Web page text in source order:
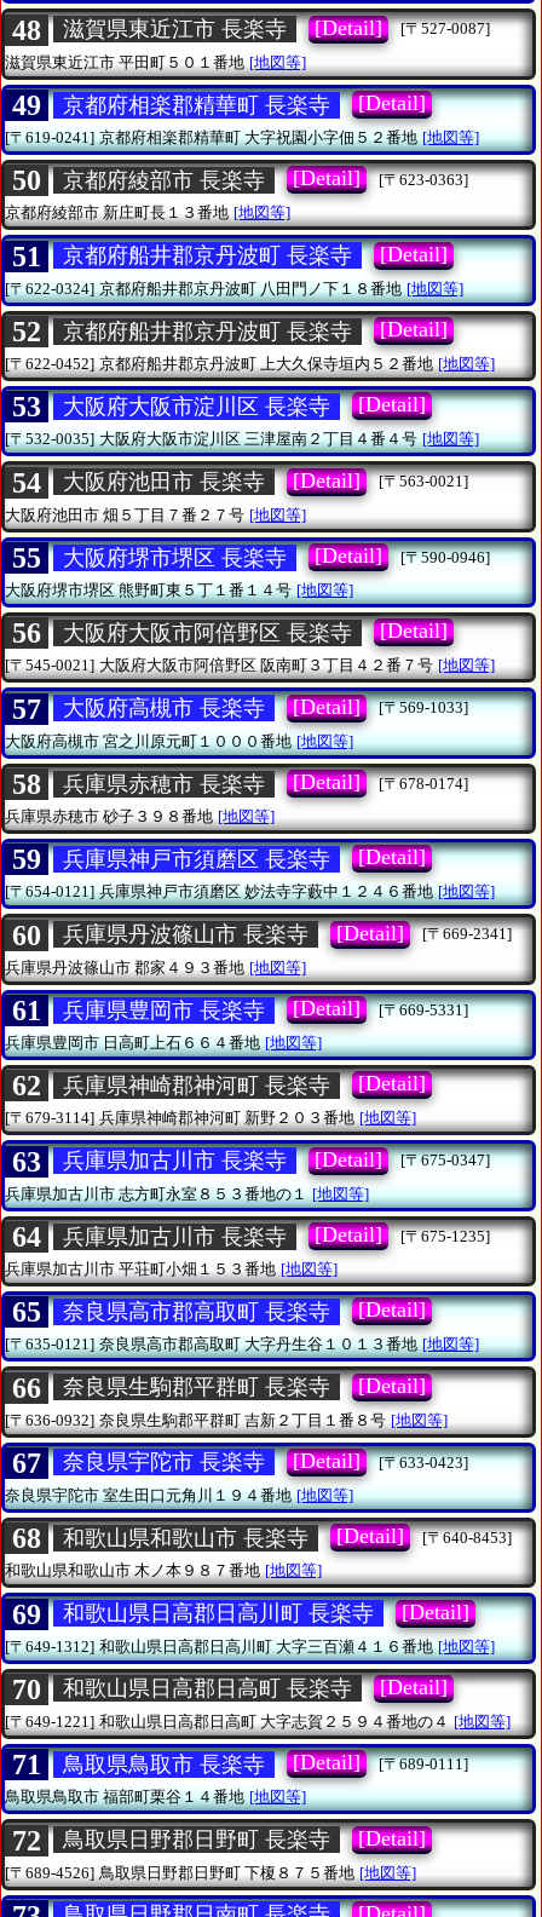
48 滋賀県東近江市 長楽寺 [Detail]
[〒527-0087]
滋賀県東近江市 平田町５０１番地 [地図等]
49 京都府相楽郡精華町 長楽寺 [Detail]
[〒619-0241] 京都府相楽郡精華町大字祝園小字佃５２番地 [地図等]
50 京都府綾部市 長楽寺 [Detail]
[〒623-0363]
京都府綾部市新庄町長１３番地 [地図等]
51 京都府船井郡京丹波町 長楽寺 [Detail]
[〒622-0324] 京都府船井郡京丹波町八田門ノ下１８番地 [地図等]
52 京都府船井郡京丹波町 長楽寺 [Detail]
[〒622-0452] 京都府船井郡京丹波町上大久保寺垣内５２番地 [地図等]
53 大阪府大阪市淀川区 長楽寺 [Detail]
[〒532-0035] 大阪府大阪市淀川区三津屋南２丁目４番４号 [地図等]
54 大阪府池田市 長楽寺 [Detail]
[〒563-0021]
大阪府池田市 畑５丁目７番２７号 [地図等]
55 大阪府堺市堺区 長楽寺 [Detail]
[〒590-0946]
大阪府堺市堺区熊野町東５丁１番１４号 [地図等]
56 大阪府大阪市阿倍野区 長楽寺 [Detail]
[〒545-0021] 大阪府大阪市阿倍野区阪南町３丁目４２番７号 [地図等]
57 大阪府高槻市 長楽寺 [Detail]
[〒569-1033]
大阪府高槻市宮之川原元町１０００番地 [地図等]
58 兵庫県赤穂市 長楽寺 [Detail]
[〒678-0174]
兵庫県赤穂市砂子３９８番地 [地図等]
59 兵庫県神戸市須磨区 長楽寺 [Detail]
[〒654-0121] 兵庫県神戸市須磨区妙法寺字藪中１２４６番地 [地図等]
60 兵庫県丹波篠山市 長楽寺 [Detail]
[〒669-2341]
兵庫県丹波篠山市 郡家４９３番地 [地図等]
61 兵庫県豊岡市 長楽寺 [Detail]
[〒669-5331]
兵庫県豊岡市日高町上石６６４番地 [地図等]
62 兵庫県神崎郡神河町 長楽寺 [Detail]
[〒679-3114] 兵庫県神崎郡神河町新野２０３番地 [地図等]
63 兵庫県加古川市 長楽寺 [Detail]
[〒675-0347]
兵庫県加古川市志方町永室８５３番地の１ [地図等]
64 兵庫県加古川市 長楽寺 [Detail]
[〒675-1235]
兵庫県加古川市平荘町小畑１５３番地 [地図等]
65 奈良県高市郡高取町 長楽寺 [Detail]
[〒635-0121] 奈良県高市郡高取町大字丹生谷１０１３番地 [地図等]
66 奈良県生駒郡平群町 長楽寺 [Detail]
[〒636-0932] 奈良県生駒郡平群町 吉新２丁目１番８号 [地図等]
67 奈良県宇陀市 長楽寺 [Detail]
[〒633-0423]
奈良県宇陀市室生田口元角川１９４番地 [地図等]
68 和歌山県和歌山市 長楽寺 [Detail]
[〒640-8453]
和歌山県和歌山市木ノ本９８７番地 [地図等]
69 和歌山県日高郡日高川町 長楽寺 [Detail]
[〒649-1312] 和歌山県日高郡日高川町大字三百瀬４１６番地 [地図等]
70 和歌山県日高郡日高町 長楽寺 [Detail]
[〒649-1221] 和歌山県日高郡日高町 大字志賀２５９４番地の４ [地図等]
71 鳥取県鳥取市 長楽寺 [Detail]
[〒689-0111]
鳥取県鳥取市福部町栗谷１４番地 [地図等]
72 鳥取県日野郡日野町 長楽寺 [Detail]
[〒689-4526] 鳥取県日野郡日野町 下榎８７５番地 [地図等]